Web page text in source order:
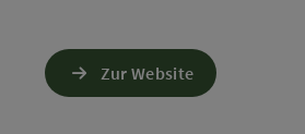
Zur Website